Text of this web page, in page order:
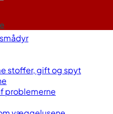
stoffer, gift og spyt
problemerne